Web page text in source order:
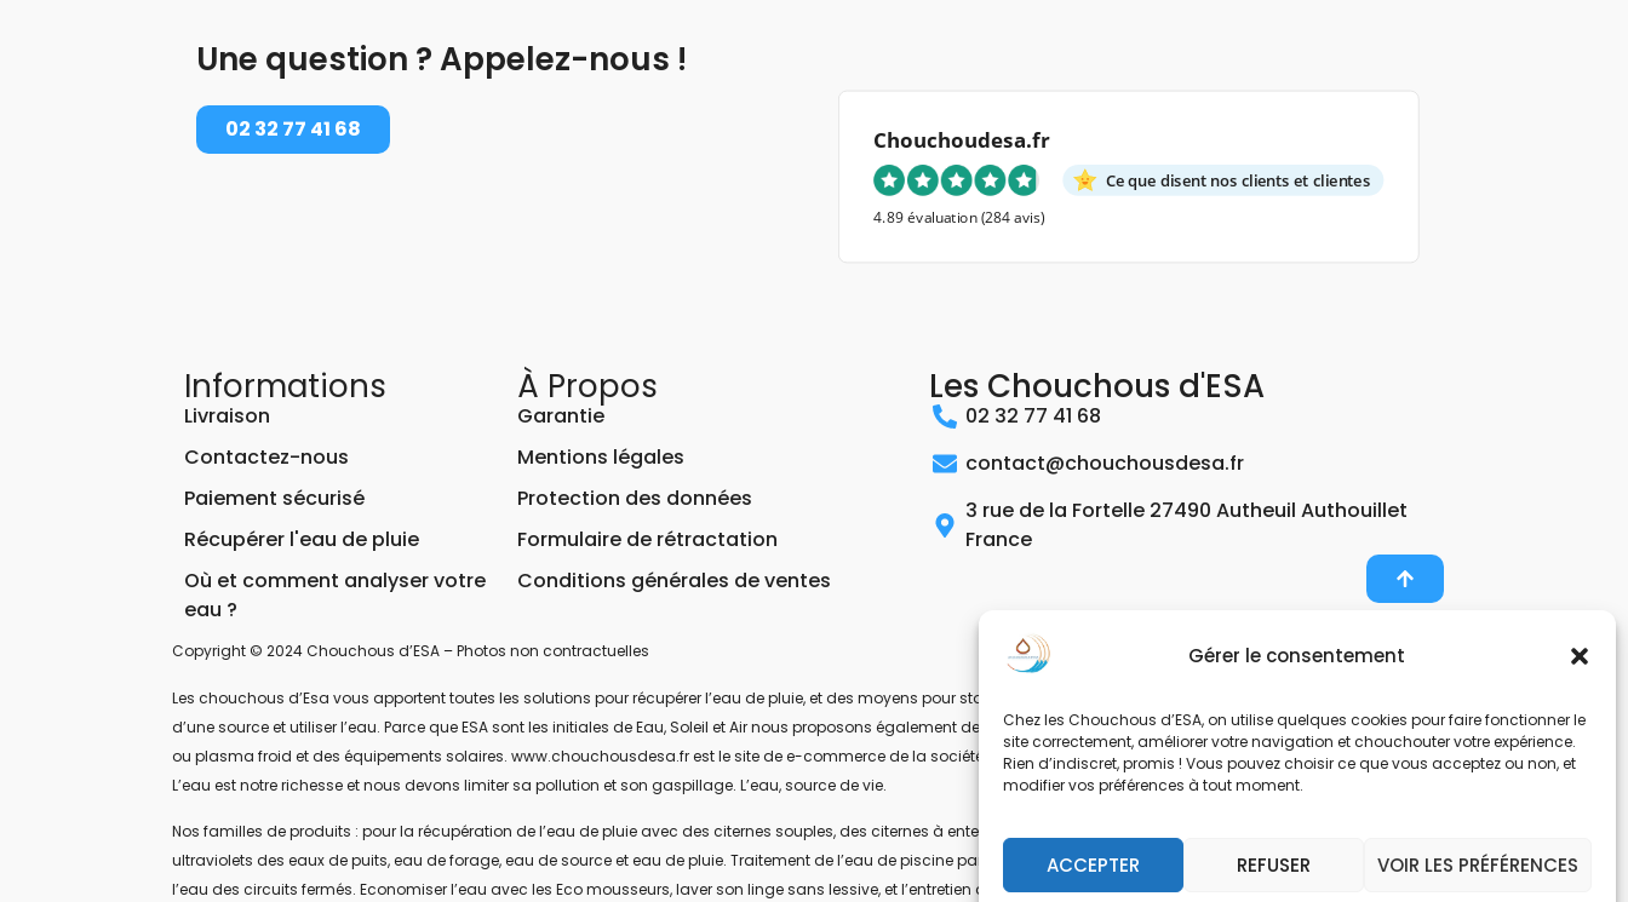
Gérer le consentement
Chez les Chouchous d’ESA, on utilise quelques cookies pour faire fonctionner le
site correctement, améliorer votre navigation et chouchouter votre expérience.
Rien d’indiscret, promis ! Vous pouvez choisir ce que vous acceptez ou non, et
modifier vos préférences à tout moment.
ACCEPTER REFUSER VOIR LES PRÉFÉRENCES
Une question ? Appelez-nous !
02 32 77 41 68 Chouchoudesa.fr
Ce que disent nos clients et clientes
4.89 évaluation(284 avis)
Informations
Livraison
Contactez-nous
Paiement sécurisé
Récupérer l'eau de pluie
Où et comment analyser votre
eau ?
À Propos
Garantie
Mentions légales
Protection des données
Formulaire de rétractation
Conditions générales de ventes
Les Chouchous d'ESA
02 32 77 41 68
contact@chouchousdesa.fr
3 rue de la Fortelle 27490 Autheuil Authouillet
France
Copyright © 2024 Chouchous d’ESA – Photos non contractuelles
Les chouchous d’Esa vous apportent toutes les solutions pour récupérer l’eau de pluie, et des moyens pour stocker, filtrer, traiter et potabiliser l’eau d’un forage, d’un puits ou
d’une source et utiliser l’eau. Parce que ESA sont les initiales de Eau, Soleil et Air nous proposons également des équipements pour décontaminer de l’air par photocatalyse
ou plasma froid et des équipements solaires. www.chouchousdesa.fr est le site de e-commerce de la société ESA Evolutions, une entreprise Normande au service de l’eau.
L’eau est notre richesse et nous devons limiter sa pollution et son gaspillage. L’eau, source de vie.
Nos familles de produits : pour la récupération de l’eau de pluie avec des citernes souples, des citernes à enterrer, ou des citernes hors sol. Filtration et potabilisation par
ultraviolets des eaux de puits, eau de forage, eau de source et eau de pluie. Traitement de l’eau de piscine par UV-C. Les pompes et gestionnaire d’eau. Anticalcaire, clarifier
l’eau des circuits fermés. Economiser l’eau avec les Eco mousseurs, laver son linge sans lessive, et l’entretien de la maison et de locaux avec des microfibres.